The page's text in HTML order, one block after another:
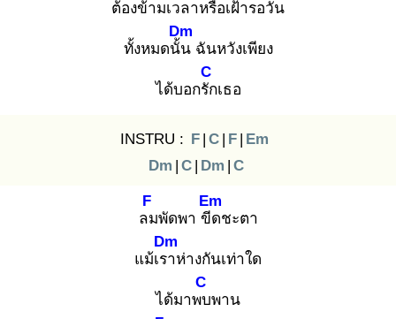
ต้องข้ามเวลาหรือเฝ้ารอวัน
ทั้งหมดนั้น
Dm
ฉันหวังเพียง
ได้บอกรัก
C
เธอ
INSTRU : F | C | F | Em
Dm | C | Dm | C
ลม
F
พัดพา ขีด
Em
ชะตา
แม้เรา
Dm
ห่างกันเท่าใด
ได้มาพบ
C
พาน